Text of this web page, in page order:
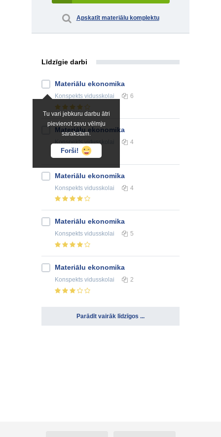
Apskatīt materiālu komplektu
Līdzīgie darbi
Tu vari jebkuru darbu ātri
pievienot savu vēlmju
sarakstam.
Forši!
Materiālu ekonomika
Konspekts vidusskolai 6
Materiālu ekonomika
Konspektsvidusskolai 4
Materiālu ekonomika
Konspekts vidusskolai 4
Materiālu ekonomika
Konspekts vidusskolai 5
Materiālu ekonomika
Konspekts vidusskolai 2
Parādīt vairāk līdzīgos ...